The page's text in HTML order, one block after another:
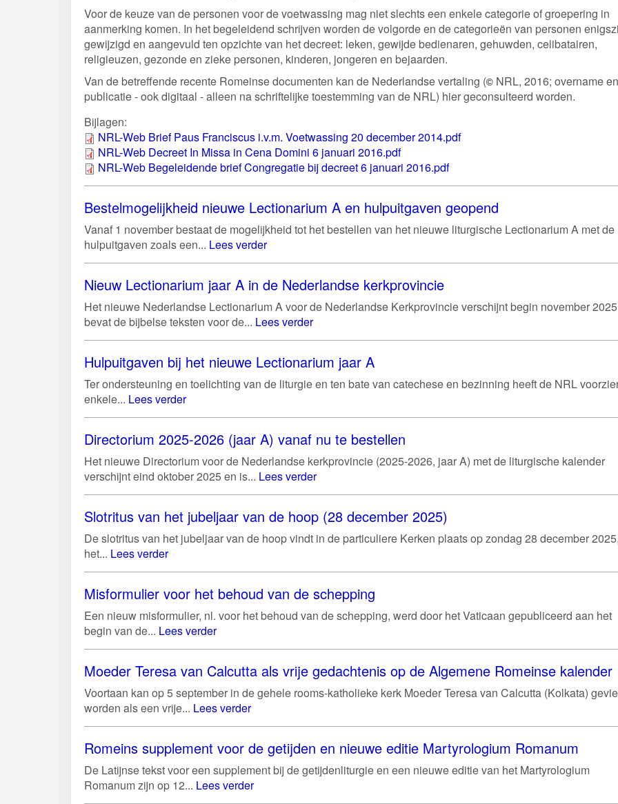
Voor de keuze van de personen voor de voetwassing mag niet slechts een enkele categorie of groepering in
aanmerking komen. In het begeleidend schrijven worden de volgorde en de categorieën van personen
gewijzigd en aangevuld ten opzichte van het decreet: leken, gewijde bedienaren, gehuwden, celibatairen,
religieuzen, gezonde en zieke personen, kinderen, jongeren en bejaarden.
Van de betreffende recente Romeinse documenten kan de Nederlandse vertaling (© NRL, 2016; overname en
publicatie - ook digitaal - alleen na schriftelijke toestemming van de NRL) hier geconsulteerd worden.
Bijlagen:
NRL-Web Brief Paus Franciscus i.v.m. Voetwassing 20 december 2014.pdf
NRL-Web Decreet In Missa in Cena Domini 6 januari 2016.pdf
NRL-Web Begeleidende brief Congregatie bij decreet 6 januari 2016.pdf
Bestelmogelijkheid nieuwe Lectionarium A en hulpuitgaven geopend
Vanaf 1 november bestaat de mogelijkheid tot het bestellen van het nieuwe liturgische Lectionarium A met de
hulpuitgaven zoals een... Lees verder
Nieuw Lectionarium jaar A in de Nederlandse kerkprovincie
Het nieuwe Nederlandse Lectionarium A voor de Nederlandse Kerkprovincie verschijnt begin november
bevat de bijbelse teksten voor de... Lees verder
Hulpuitgaven bij het nieuwe Lectionarium jaar A
Ter ondersteuning en toelichting van de liturgie en ten bate van catechese en bezinning heeft de NRL
enkele... Lees verder
Directorium 2025-2026 (jaar A) vanaf nu te bestellen
Het nieuwe Directorium voor de Nederlandse kerkprovincie (2025-2026, jaar A) met de liturgische kalender
verschijnt eind oktober 2025 en is... Lees verder
Slotritus van het jubeljaar van de hoop (28 december 2025)
De slotritus van het jubeljaar van de hoop vindt in de particuliere Kerken plaats op zondag 28 december
het... Lees verder
Misformulier voor het behoud van de schepping
Een nieuw misformulier, nl. voor het behoud van de schepping, werd door het Vaticaan gepubliceerd aan het
begin van de... Lees verder
Moeder Teresa van Calcutta als vrije gedachtenis op de Algemene Romeinse kalender
Voortaan kan op 5 september in de gehele rooms-katholieke kerk Moeder Teresa van Calcutta (Kolkata)
worden als een vrije... Lees verder
Romeins supplement voor de getijden en nieuwe editie Martyrologium Romanum
De Latijnse tekst voor een supplement bij de getijdenliturgie en een nieuwe editie van het Martyrologium
Romanum zijn op 12... Lees verder